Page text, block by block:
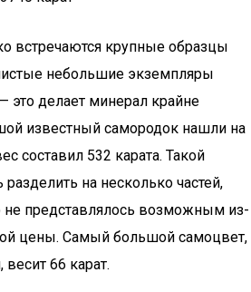
встречаются крупные образцы
небольшие экземпляры
это делает минерал крайне
известный самородок нашли на
составил 532 карата. Такой
на несколько частей,
не представлялось возможным из-
цены. Самый большой самоцвет,
66 карат.